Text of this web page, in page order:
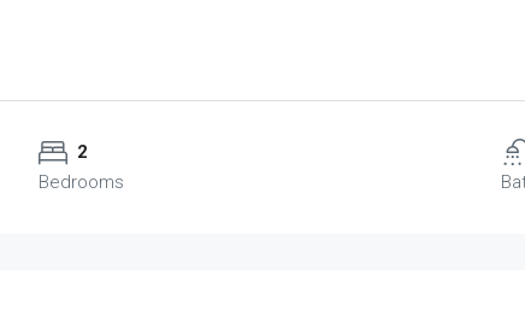
2
Bedrooms